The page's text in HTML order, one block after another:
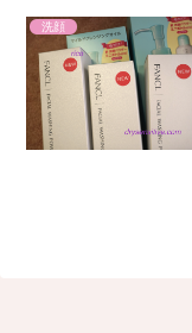
洗顔